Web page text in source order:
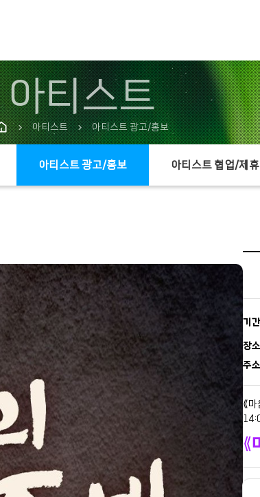
아티스트
chevron_right 아티스트 chevron_right 아티스트 광고/홍보
아티스트 광고/홍보 아티스트 협업/제휴
기간
장소
주소
⟪마
⟪